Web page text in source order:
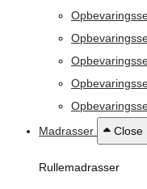
Madrasser
Close
Rullemadrasser